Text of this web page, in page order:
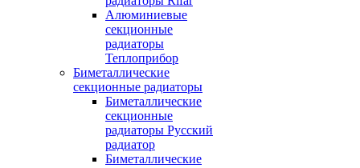
Алюминиевые
секционные
радиаторы
Теплоприбор
Биметаллические
секционные радиаторы
Биметаллические
секционные
радиаторы Русский
радиатор
Биметаллические